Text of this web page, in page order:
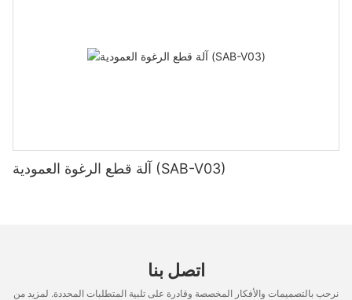
آلة قطع الرغوة العمودية (SAB-V03)
اتصل بنا
نرحب بالتصميمات والأفكار المخصصة وقادرة على تلبية المتطلبات المحددة. لمزيد من